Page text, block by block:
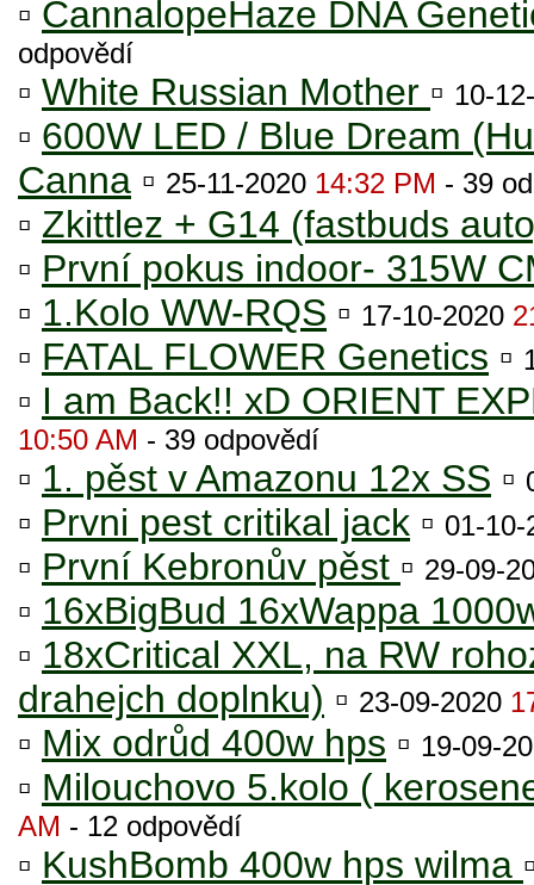
▫ CannalopeHaze DNA
odpovědí
▫ White Russian Mother ▫ 10-
▫ 600W LED / Blue Dream
Canna ▫ 25-11-2020 14:32 PM - 39
▫ Zkittlez + G14 (fastbuds
▫ První pokus indoor- 315W
▫ 1.Kolo WW-RQS ▫ 17-10-2020
▫ FATAL FLOWER Genetics ▫
▫ I am Back!! xD ORIENT
10:50 AM - 39 odpovědí
▫ 1. pěst v Amazonu 12x SS ▫
▫ Prvni pest critikal jack ▫ 01-
▫ První Kebronův pěst ▫ 29-09-
▫ 16xBigBud 16xWappa
▫ 18xCritical XXL, na RW
drahejch doplnku) ▫ 23-09-2020
▫ Mix odrůd 400w hps ▫ 19-09-
▫ Milouchovo 5.kolo (
AM - 12 odpovědí
▫ KushBomb 400w hps wilma